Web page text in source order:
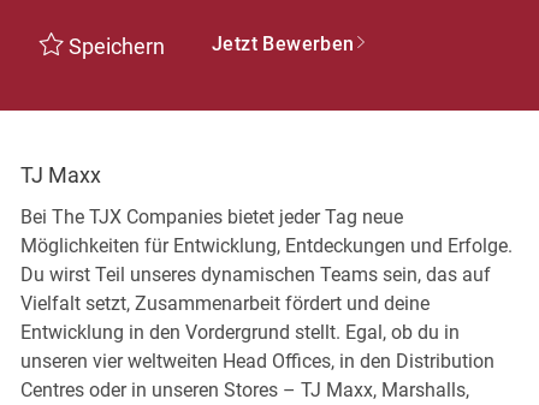
Speichern Jetzt Bewerben
TJ Maxx
Bei The TJX Companies bietet jeder Tag neue
Möglichkeiten für Entwicklung, Entdeckungen und Erfolge.
Du wirst Teil unseres dynamischen Teams sein, das auf
Vielfalt setzt, Zusammenarbeit fördert und deine
Entwicklung in den Vordergrund stellt. Egal, ob du in
unseren vier weltweiten Head Offices, in den Distribution
Centres oder in unseren Stores – TJ Maxx, Marshalls,